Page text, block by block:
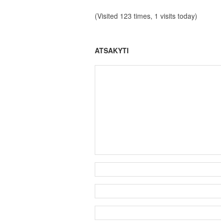
(Visited 123 times, 1 visits today)
ATSAKYTI